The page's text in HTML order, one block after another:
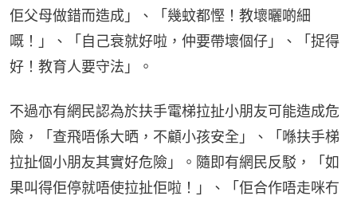
佢父母做錯而造成」、「幾蚊都慳！教壞曬啲細
嘅！」、「自己衰就好啦，仲要帶壞個仔」、「捉得
好！教育人要守法」。
不過亦有網民認為於扶手電梯拉扯小朋友可能造成危
險，「查飛唔係大晒，不顧小孩安全」、「喺扶手梯
拉扯個小朋友其實好危險」。隨即有網民反駁，「如
果叫得佢停就唔使拉扯佢啦！」、「佢合作唔走咪冇